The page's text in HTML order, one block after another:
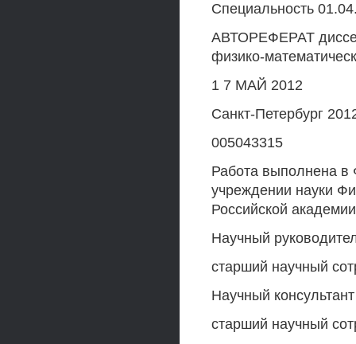
Специальность
АВТОРЕФЕРАТ
физико-
1 7 МАЙ 2012
Санкт-Петербург
005043315
Работа выполнена в
учреждении науки
Российской
Научный
старший научный
Научный
старший научный